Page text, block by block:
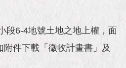
段6-4地號土地之地上權，面
件下載「徵收計畫書」及